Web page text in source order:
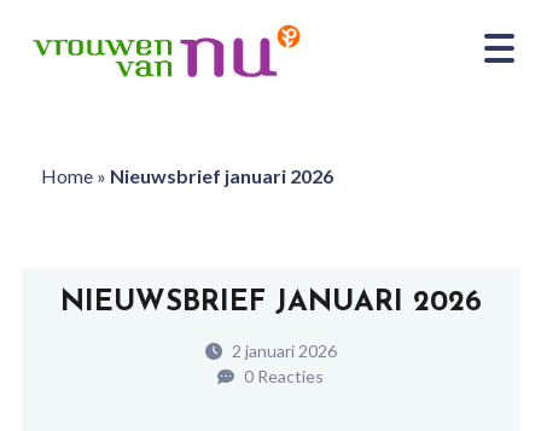
Home» Nieuwsbrief januari 2026
NIEUWSBRIEF JANUARI 2026
2 januari 2026
0 Reacties